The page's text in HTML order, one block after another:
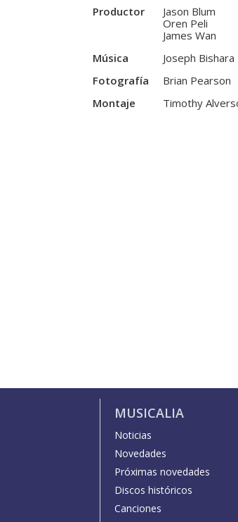
Productor
Jason Blum
Oren Peli
James Wan
Música
Joseph Bishara
Fotografía
Brian Pearson
Montaje
Timothy
MUSICALIA
Noticias
Novedades
Próximas novedades
Discos históricos
Canciones